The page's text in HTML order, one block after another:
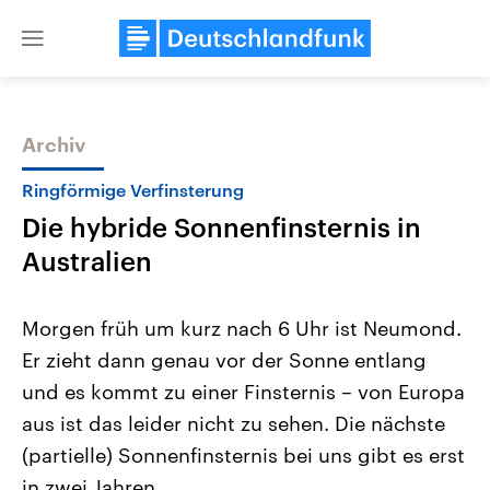
Close
Themen
Landtagswahl Sachsen-Anhalt
2026
Alle Informationen
Sachsen-Anhalt wählt am 6.
September 2026 einen neuen
Landtag. Seit 2021 wird das
Bundesland von einer Koalition aus
USA
Aktuelle Beiträge,
Hintergründe
Wirtschaftlich und
gehören die Vereinigten
den mächtigsten Ländern
Archiv
Ringförmige Verfinsterung
Die hybride Sonnenfinsternis in
Australien
Morgen früh um kurz nach 6 Uhr ist Neumond.
Er zieht dann genau vor der Sonne entlang
und es kommt zu einer Finsternis – von Europa
aus ist das leider nicht zu sehen. Die nächste
(partielle) Sonnenfinsternis bei uns gibt es erst